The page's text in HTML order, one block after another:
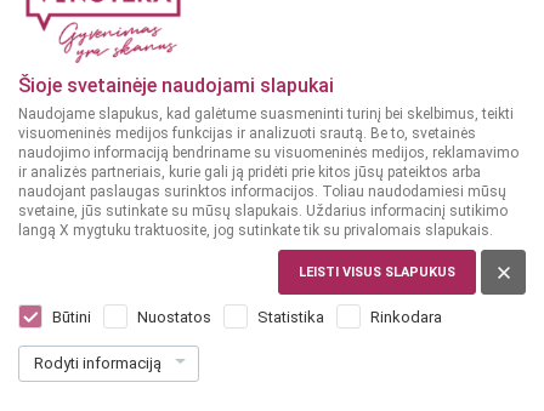
Šioje svetainėje naudojami slapukai
Naudojame slapukus, kad galėtume suasmeninti turinį bei skelbimus, teikti
visuomeninės medijos funkcijas ir analizuoti srautą. Be to, svetainės
naudojimo informaciją bendriname su visuomeninės medijos, reklamavimo
ir analizės partneriais, kurie gali ją pridėti prie kitos jūsų pateiktos arba
naudojant paslaugas surinktos informacijos. Toliau naudodamiesi mūsų
svetaine, jūs sutinkate su mūsų slapukais. Uždarius informacinį sutikimo
langą X mygtuku traktuosite, jog sutinkate tik su privalomais slapukais.
LEISTI VISUS SLAPUKUS
Būtini Nuostatos Statistika Rinkodara
Rodyti informaciją
Apsipirkimas el. parduotuvėje
Kokiu laiku galima įsigyti alkoholinių gėrimų?
Nuo kokio amžiaus galima įsigyti alkoholinius gėrimus?
Ar gali užsakymą atsiimti kitas asmuo?
Kiek laiko trunka pirmas apsipirkimas?
Ar visas prekes galiu įsigyti internetu?